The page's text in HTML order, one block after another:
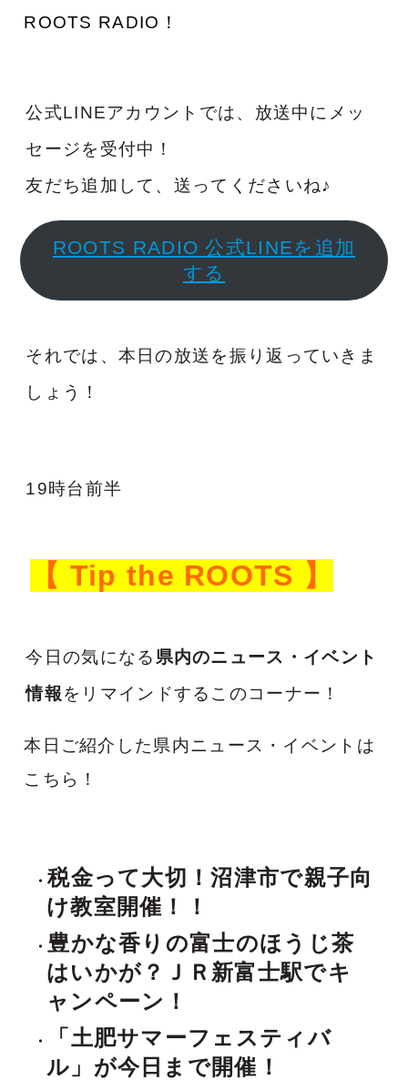
ROOTS RADIO！
公式LINEアカウントでは、放送中にメッ
セージを受付中！
友だち追加して、送ってくださいね♪
ROOTS RADIO 公式LINEを追加
する
それでは、本日の放送を振り返っていきま
しょう！
19時台前半
【 Tip the ROOTS 】
今日の気になる県内のニュース・イベント
情報をリマインドするこのコーナー！
本日ご紹介した県内ニュース・イベントは
こちら！
税金って大切！沼津市で親子向
け教室開催！！
豊かな香りの富士のほうじ茶
はいかが？ＪＲ新富士駅でキ
ャンペーン！
「土肥サマーフェスティバ
ル」が今日まで開催！